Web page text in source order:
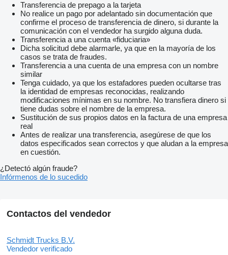
Transferencia de prepago a la tarjeta
No realice un pago por adelantado sin documentación que
confirme el proceso de transferencia de dinero, si durante la
comunicación con el vendedor ha surgido alguna duda.
Transferencia a una cuenta «fiduciaria»
Dicha solicitud debe alarmarle, ya que en la mayoría de los
casos se trata de fraudes.
Transferencia a una cuenta de una empresa con un nombre
similar
Tenga cuidado, ya que los estafadores pueden ocultarse tras
la identidad de empresas reconocidas, realizando
modificaciones mínimas en su nombre. No transfiera dinero si
tiene dudas sobre el nombre de la empresa.
Sustitución de sus propios datos en la factura de una empresa
real
Antes de realizar una transferencia, asegúrese de que los
datos especificados sean correctos y que aludan a la empresa
en cuestión.
¿Detectó algún fraude?
Infórmenos de lo sucedido
Contactos del vendedor
Schmidt Trucks B.V.
Vendedor verificado